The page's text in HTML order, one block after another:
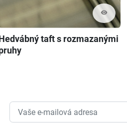
visibility
taft s rozmazanými